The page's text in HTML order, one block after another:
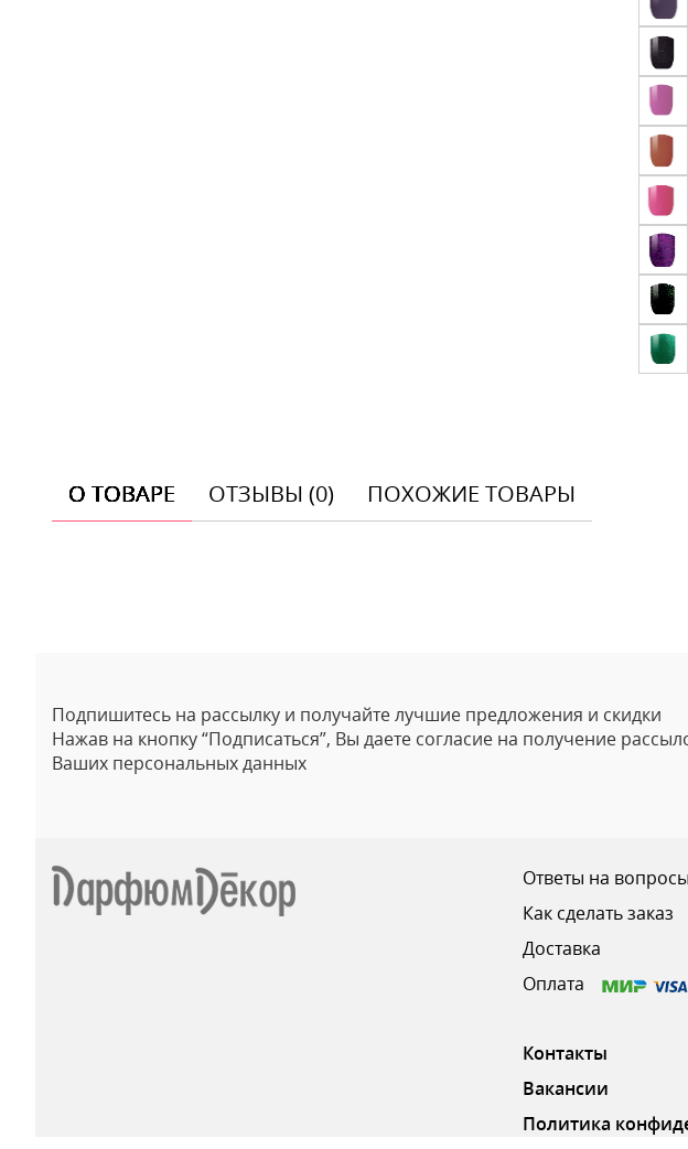
О ТОВАРЕ ОТЗЫВЫ (0) ПОХОЖИЕ ТОВАРЫ
Подпишитесь на рассылку и получайте лучшие предложения и скидки
Нажав на кнопку “Подписаться”, Вы даете согласие на получение
Ваших персональных данных
Ответы на вопросы
Как сделать заказ
Доставка
Оплата
Контакты
Вакансии
Политика